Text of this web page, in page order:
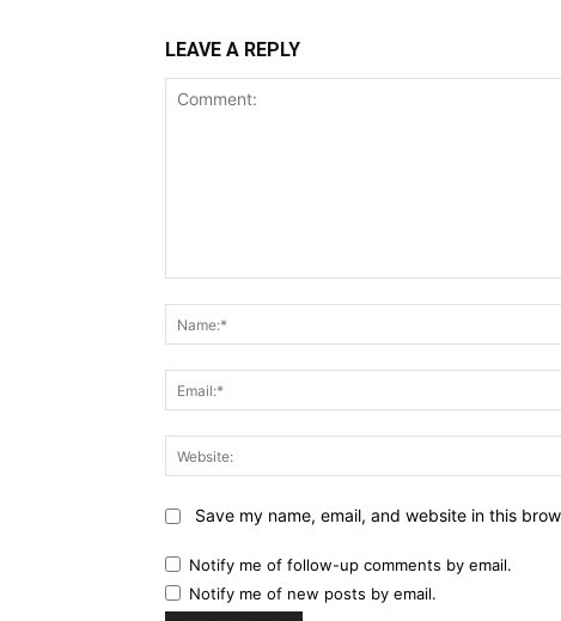
LEAVE A REPLY
Save my name, email, and website in this
Notify me of follow-up comments by email.
Notify me of new posts by email.